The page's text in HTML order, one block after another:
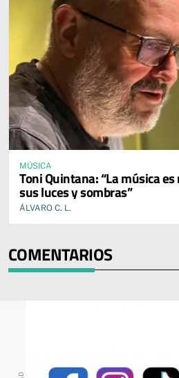
MÚSICA
Toni Quintana: “La música
sus luces y sombras”
ÁLVARO C. L.
COMENTARIOS